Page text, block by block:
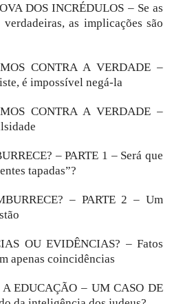
DOS INCRÉDULOS – Se as
as implicações são
CONTRA A VERDADE –
é impossível negá-la
CONTRA A VERDADE –
– PARTE 1 – Será que
tapadas”?
– PARTE 2 – Um
OU EVIDÊNCIAS? – Fatos
apenas coincidências
A EDUCAÇÃO – UM CASO DE